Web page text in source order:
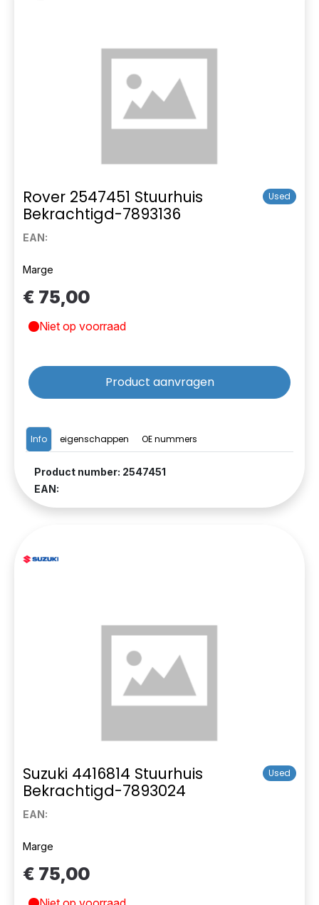
Rover 2547451 Stuurhuis
Bekrachtigd-7893136
Used
EAN:
Info eigenschappen OE nummers
Product number: 2547451
EAN:
Marge
€ 75,00
Niet op voorraad
Product aanvragen
Suzuki 4416814 Stuurhuis
Bekrachtigd-7893024
Used
EAN:
Marge
€ 75,00